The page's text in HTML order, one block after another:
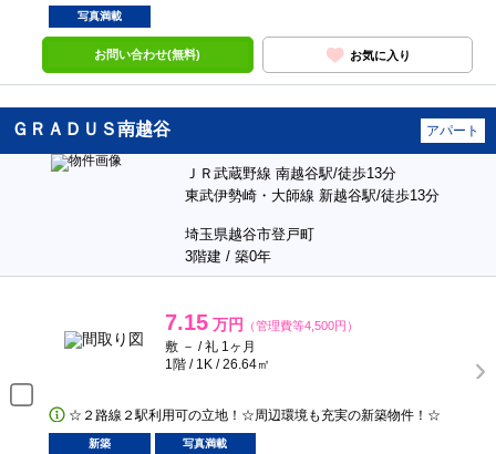
写真満載
お問い合わせ(無料) お気に入り
ＧＲＡＤＵＳ南越谷 アパート
ＪＲ武蔵野線 南越谷駅/徒歩13分
東武伊勢崎・大師線 新越谷駅/徒歩13分
埼玉県越谷市登戸町
3階建 / 築0年
7.15 万円 （管理費等4,500円）
敷 － / 礼 1ヶ月
1階 / 1K / 26.64㎡
☆２路線２駅利用可の立地！☆周辺環境も充実の新築物件！☆
新築 写真満載